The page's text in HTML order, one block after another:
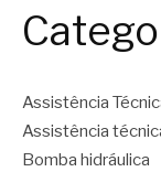
Assistência
Assistência
Bomba hidráulica